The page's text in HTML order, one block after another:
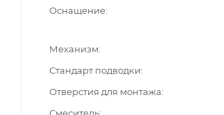
Оснащение
Механизм
Стандарт подводки
Отверстия для монтажа